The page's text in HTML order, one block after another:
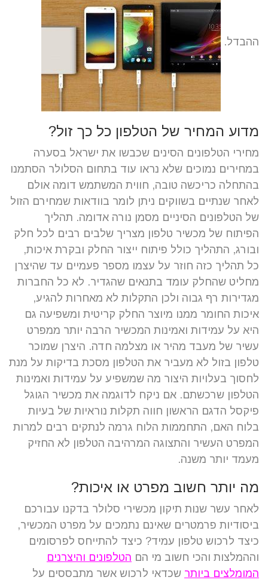
ההבדל.
מדוע המחיר של הטלפון כל כך זול?
מחירי הטלפונים הסינים שכבשו את ישראל בסערה
במחירים נמוכים שלא נראו עוד בתחום הסלולר הסתמנו
בהתחלה כריכשה טובה, חווית המשתמש דומה אולם
לאחר שנתיים בשווקים ניתן לומר בוודאות שמחירם הזול
של הטלפונים הסיניים מסמן נורה אדומה. תהליך
הפיתוח של מכשיר טלפון מצריך שלבים רבים לכל חלק
ובורג, התהליך כולל פיתוח ייצור החלק ובקרת איכות,
כל תהליך כזה חוזר על עצמו מספר פעמיים עד שהיצרן
מחליט שהחלק עומד בתנאים שהגדיר. לא כל החברות
מגדירות רף גבוה ולכן התקלות לא מאחרות להגיע,
איכות החומר ממנו מיוצר החלק קריטית ומשפיעה גם
היא על עמידות ואמינות המכשיר הרבה יותר ממפרט
עשיר של מעבד מהיר או מצלמה חדה. היצרן שמוכר
טלפון בזול לא מעביר את הטלפון מסכת בדיקות על מנת
לחסוך בעלויות היצור מה שמשפיע על עמידות ואמינות
הטלפון שרכשתם. אם ניקח לדוגמה את מכשיר הגוגל
פיקסל הדגם הראשון חווה תקלות נוראיות של בעיות
בלוח האם, התחממות הלוח גרמה לנתקים רבים למרות
המפרט העשיר והתצוגה המרהיבה הטלפון לא החזיק
מעמד יותר משנה.
מה יותר חשוב מפרט או איכות?
לאחר עשר שנות תיקון מכשירי סלולר בדקנו עבורכם
ביסודיות פרמטרים שאינם נתמכים על מפרט המכשיר,
כיצד לרכוש טלפון עמיד? כיצד להתייחס לפרסומים
וההמלצות והכי חשוב מי הם הטלפונים והיצרנים
המומלצים ביותר שכדאי לרכוש אשר מתבססים על